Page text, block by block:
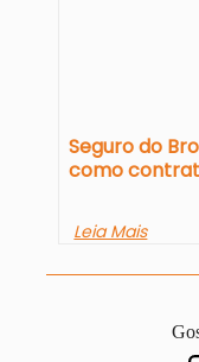
Seguro do
como
Leia Mais